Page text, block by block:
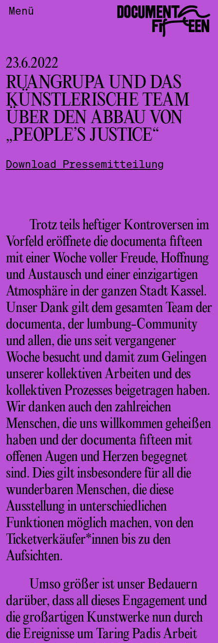
Menü DOCUMENTA
FIFTEEN
23.6.2022
RUANGRUPA UND DAS
KÜNSTLERISCHE TEAM
ÜBER DEN ABBAU VON
„PEOPLE’S JUSTICE“
Download Pressemitteilung
Trotz teils heftiger Kontroversen im
Vorfeld eröffnete die documenta fifteen
mit einer Woche voller Freude, Hoffnung
und Austausch und einer einzigartigen
Atmosphäre in der ganzen Stadt Kassel.
Unser Dank gilt dem gesamten Team der
documenta, der lumbung-Community
und allen, die uns seit vergangener
Woche besucht und damit zum Gelingen
unserer kollektiven Arbeiten und des
kollektiven Prozesses beigetragen haben.
Wir danken auch den zahlreichen
Menschen, die uns willkommen geheißen
haben und der documenta fifteen mit
offenen Augen und Herzen begegnet
sind. Dies gilt insbesondere für all die
wunderbaren Menschen, die diese
Ausstellung in unterschiedlichen
Funktionen möglich machen, von den
Ticketverkäufer*innen bis zu den
Aufsichten.
Umso größer ist unser Bedauern
darüber, dass all dieses Engagement und
die großartigen Kunstwerke nun durch
die Ereignisse um Taring Padis Arbeit